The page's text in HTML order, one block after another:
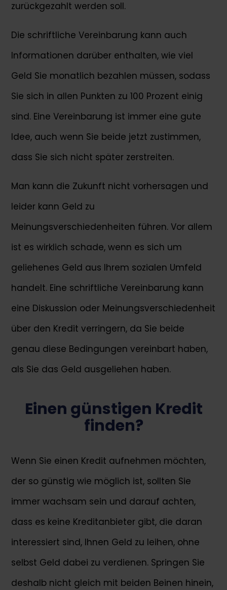
zurückgezahlt werden soll.
Die schriftliche Vereinbarung kann auch
Informationen darüber enthalten, wie viel
Geld Sie monatlich bezahlen müssen, sodass
Sie sich in allen Punkten zu 100 Prozent einig
sind. Eine Vereinbarung ist immer eine gute
Idee, auch wenn Sie beide jetzt zustimmen,
dass Sie sich nicht später zerstreiten.
Man kann die Zukunft nicht vorhersagen und
leider kann Geld zu
Meinungsverschiedenheiten führen. Vor allem
ist es wirklich schade, wenn es sich um
geliehenes Geld aus Ihrem sozialen Umfeld
handelt. Eine schriftliche Vereinbarung kann
eine Diskussion oder Meinungsverschiedenheit
über den Kredit verringern, da Sie beide
genau diese Bedingungen vereinbart haben,
als Sie das Geld ausgeliehen haben.
Einen günstigen Kredit
finden?
Wenn Sie einen Kredit aufnehmen möchten,
der so günstig wie möglich ist, sollten Sie
immer wachsam sein und darauf achten,
dass es keine Kreditanbieter gibt, die daran
interessiert sind, Ihnen Geld zu leihen, ohne
selbst Geld dabei zu verdienen. Springen Sie
deshalb nicht gleich mit beiden Beinen hinein,